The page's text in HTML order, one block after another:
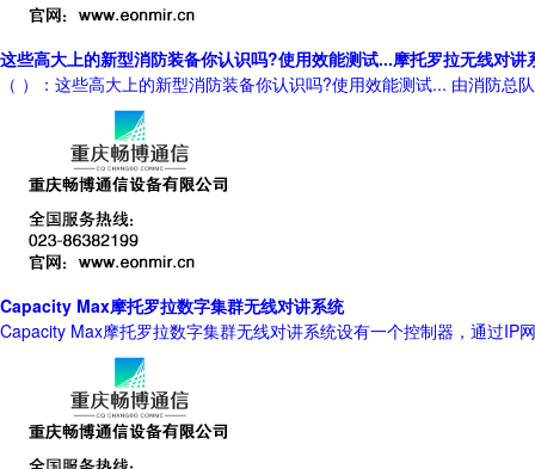
这些高大上的新型消防装备你认识吗?使用效能测试...摩托罗拉无线对讲
（ ）：这些高大上的新型消防装备你认识吗?使用效能测试... 由消防
Capacity Max摩托罗拉数字集群无线对讲系统
Capacity Max摩托罗拉数字集群无线对讲系统设有一个控制器，通过